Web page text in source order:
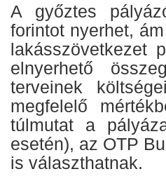
A győztes
forintot nyerhet,
lakásszövetkezet
elnyerhető
terveinek
megfelelő
túlmutat a
esetén), az OTP
is választhatnak.